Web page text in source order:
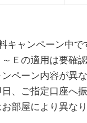
キャンペーン中で
Ｅの適用は要確認
ペーン内容が異な
、ご指定口座へ振
部屋により異なり